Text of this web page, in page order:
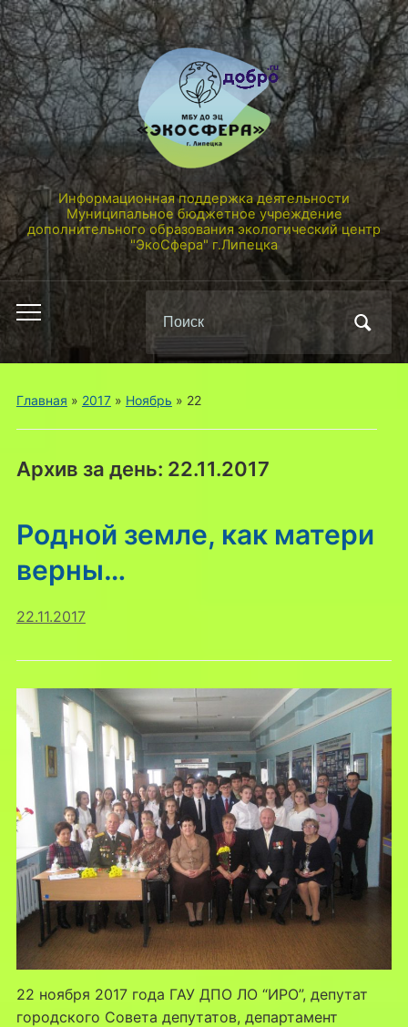
Информационная поддержка деятельности
Муниципальное бюджетное учреждение
дополнительного образования экологический центр
"ЭкоСфера" г.Липецка
Переключить
мобильное
меню
Поиск
по:
Главная » 2017» Ноябрь » 22
Архив за день: 22.11.2017
Родной земле, как матери
верны…
22.11.2017
22 ноября 2017 года ГАУ ДПО ЛО “ИРО”, депутат
городского Совета депутатов, департамент